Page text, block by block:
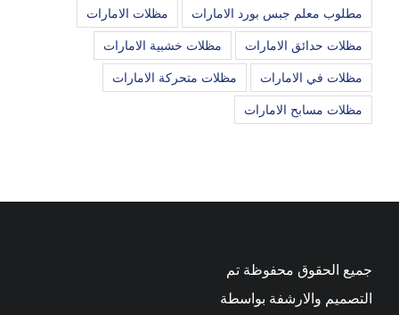
مطلوب معلم جبس بورد الامارات مظلات الامارات
مظلات حدائق الامارات مظلات خشبية الامارات
مظلات في الامارات مظلات متحركة الامارات
مظلات مسابح الامارات
جميع الحقوق محفوظة تم
التصميم والارشفة بواسطة